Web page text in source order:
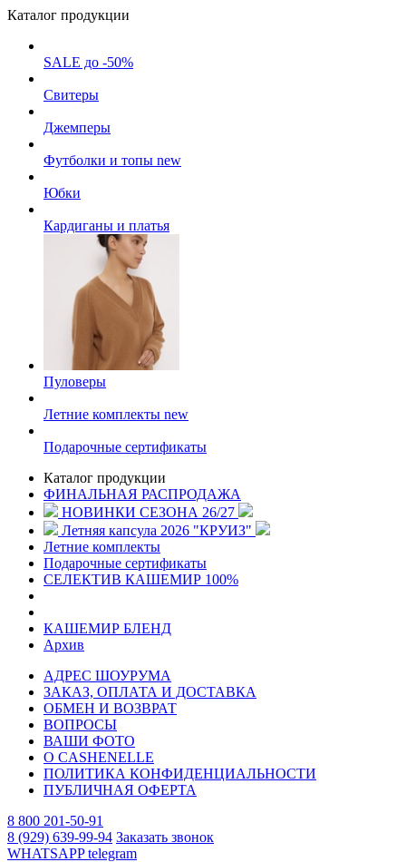
Каталог продукции
SALE до -50%
Свитеры
Джемперы
Футболки и топы new
Юбки
Кардиганы и платья
Пуловеры
Летние комплекты new
Подарочные сертификаты
Каталог продукции
ФИНАЛЬНАЯ РАСПРОДАЖА
НОВИНКИ СЕЗОНА 26/27
Летняя капсула 2026 "КРУИЗ"
Летние комплекты
Подарочные сертификаты
СЕЛЕКТИВ КАШЕМИР 100%
КАШЕМИР БЛЕНД
Архив
АДРЕС ШОУРУМА
ЗАКАЗ, ОПЛАТА И ДОСТАВКА
ОБМЕН И ВОЗВРАТ
ВОПРОСЫ
ВАШИ ФОТО
О CASHENELLE
ПОЛИТИКА КОНФИДЕНЦИАЛЬНОСТИ
ПУБЛИЧНАЯ ОФЕРТА
8 800 201-50-91
8 (929) 639-99-94 Заказать звонок
WHATSAPPtelegram